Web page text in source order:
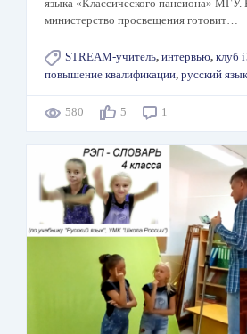
языка «Классического пансиона» МГУ.
министерство просвещения готовит…
STREAM-учитель, интервью, клуб
повышение квалификации, русский язык
580 5 1